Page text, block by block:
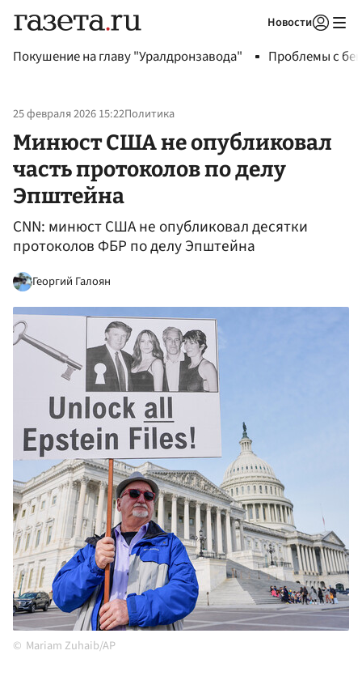
Новости
Покушение на главу "Уралдронзавода" Проблемы с
25 февраля 2026 15:22Политика
Минюст США не опубликовал
часть протоколов по делу
Эпштейна
CNN: минюст США не опубликовал десятки
протоколов ФБР по делу Эпштейна
Георгий Галоян
Mariam Zuhaib/AP